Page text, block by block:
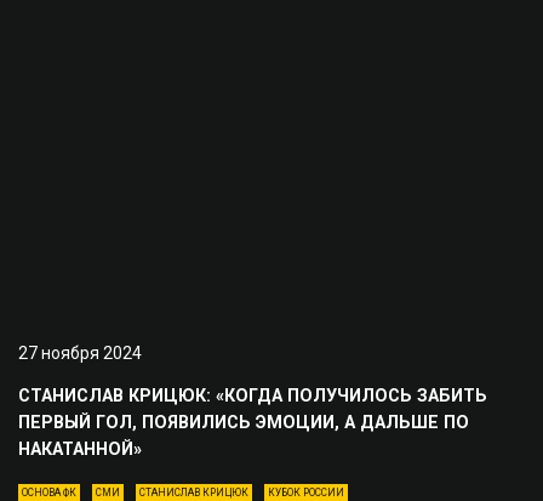
27 ноября 2024
СТАНИСЛАВ КРИЦЮК: «КОГДА ПОЛУЧИЛОСЬ ЗАБИТЬ
ПЕРВЫЙ ГОЛ, ПОЯВИЛИСЬ ЭМОЦИИ, А ДАЛЬШЕ ПО
НАКАТАННОЙ»
ОСНОВА ФК СМИ СТАНИСЛАВ КРИЦЮК КУБОК РОССИИ